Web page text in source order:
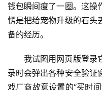
钱包瞬间瘦了一圈。这操
愣是把给宠物升级的石头
备的经历。
我试图用网页版登录
录时会弹出各种安全验证
戏厂商故意设置的“买时